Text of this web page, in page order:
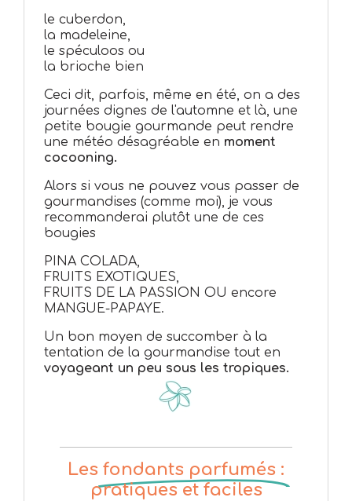
le cuberdon,
la madeleine,
le spéculoos ou
la brioche bien
Ceci dit, parfois, même en été, on a des
journées dignes de l'automne et là, une
petite bougie gourmande peut rendre
une météo désagréable en moment
cocooning.
Alors si vous ne pouvez vous passer de
gourmandises (comme moi), je vous
recommanderai plutôt une de ces
bougies
PINA COLADA,
FRUITS EXOTIQUES,
FRUITS DE LA PASSION OU encore
MANGUE-PAPAYE.
Un bon moyen de succomber à la
tentation de la gourmandise tout en
voyageant un peu sous les tropiques.
Les fondants parfumés :
pratiques et faciles